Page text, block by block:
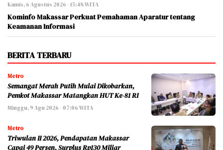
Kamis, 6 Agustus 2026 - 15:48 WITA
Kominfo Makassar Perkuat Pemahaman Aparatur tentang
Keamanan Informasi
BERITA TERBARU
Metro
Semangat Merah Putih Mulai Dikobarkan,
Pemkot Makassar Matangkan HUT Ke-81 RI
Minggu, 9 Agu 2026 - 07:06 WITA
Metro
Triwulan II 2026, Pendapatan Makassar
Capai 49 Persen, Surplus Rp130 Miliar